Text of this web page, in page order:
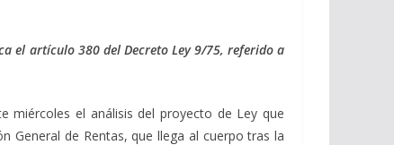
el artículo 380 del Decreto Ley 9/75, referido a
miércoles el análisis del proyecto de Ley que
General de Rentas, que llega al cuerpo tras la